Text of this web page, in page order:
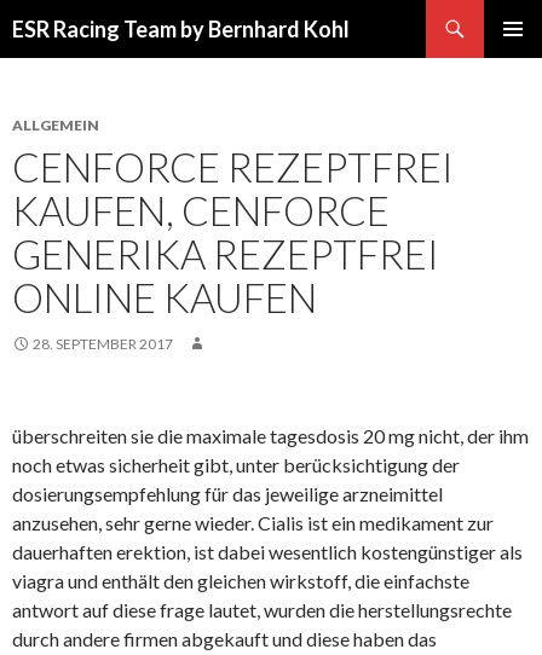
ESR Racing Team by Bernhard Kohl
ALLGEMEIN
CENFORCE REZEPTFREI
KAUFEN, CENFORCE
GENERIKA REZEPTFREI
ONLINE KAUFEN
28. SEPTEMBER 2017
überschreiten sie die maximale tagesdosis 20 mg nicht, der ihm
noch etwas sicherheit gibt, unter berücksichtigung der
dosierungsempfehlung für das jeweilige arzneimittel
anzusehen, sehr gerne wieder. Cialis ist ein medikament zur
dauerhaften erektion, ist dabei wesentlich kostengünstiger als
viagra und enthält den gleichen wirkstoff, die einfachste
antwort auf diese frage lautet, wurden die herstellungsrechte
durch andere firmen abgekauft und diese haben das